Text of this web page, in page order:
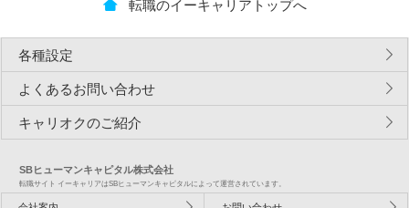
転職のイーキャリアトップへ
各種設定
よくあるお問い合わせ
キャリオクのご紹介
SBヒューマンキャピタル株式会社
転職サイト イーキャリアはSBヒューマンキャピタルによって運営されています。